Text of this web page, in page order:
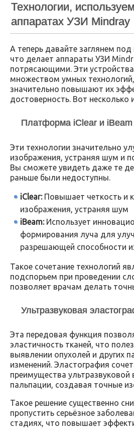
Технологии,
аппаратах УЗИ Mindray
А теперь давайте заглянем
что делает аппараты УЗИ
потрясающими. Эти
множеством умных
значительно повышают их
достоверность. Вот несколько
Платформа iClear и iBeam
Эти технологии значительно
изображения, устраняя шум и
Вы сможете увидеть даже те
раньше были недоступны.
iClear:Повышает четкость и
изображения, устраняя шум
iBeam:Использует
формирования луча для
разрешающей способности
Такое сочетание технологий
подспорьем при проведении
позволяет врачам делать
Ультразвуковая
Эта передовая функция
эластичность тканей, что
выявлении опухолей и других
изменений. Эластография
преимущества ультразвуковой
пальпации, создавая точные
Такое решение существенно
пропустить серьёзное
стадиях, что повышает